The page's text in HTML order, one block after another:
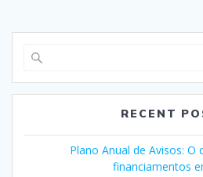
RECENT
Plano Anual de Avisos: O
financiamentos